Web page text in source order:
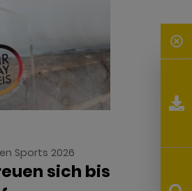
Sports 2026
sich bis